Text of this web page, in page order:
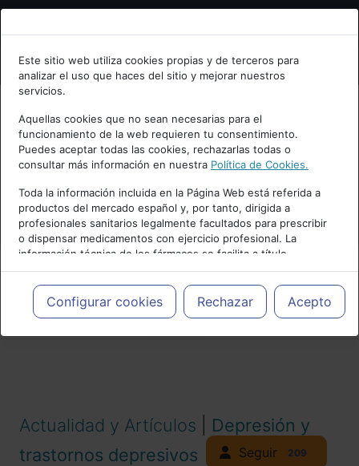
Bienvenid@ a psiquiatria.com
Escribe tu Email
Accede o regístrate con tu email.
Cancelar
Este sitio web utiliza cookies propias y de terceros para
analizar el uso que haces del sitio y mejorar nuestros
servicios.
Aquellas cookies que no sean necesarias para el
funcionamiento de la web requieren tu consentimiento.
Puedes aceptar todas las cookies, rechazarlas todas o
consultar más información en nuestra Política de Cookies.
Toda la información incluida en la Página Web está referida a
productos del mercado español y, por tanto, dirigida a
profesionales sanitarios legalmente facultados para prescribir
o dispensar medicamentos con ejercicio profesional. La
información técnica de los fármacos se facilita a título
meramente informativo, siendo responsabilidad de los
profesionales facultados prescribir medicamentos y decidir, en
cada caso concreto, el tratamiento más adecuado a las
necesidades del paciente.
Configurar cookies Rechazar Acepto
PUBLICIDAD
Actualidad y Artículos
Depresión y
trastornos depresivos
Seguir 209